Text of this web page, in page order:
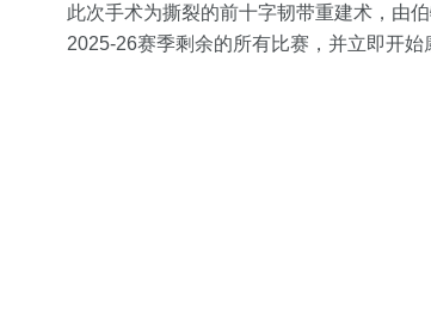
此次手术为撕裂的前十字韧带重建术，由
2025-26赛季剩余的所有比赛，并立即开